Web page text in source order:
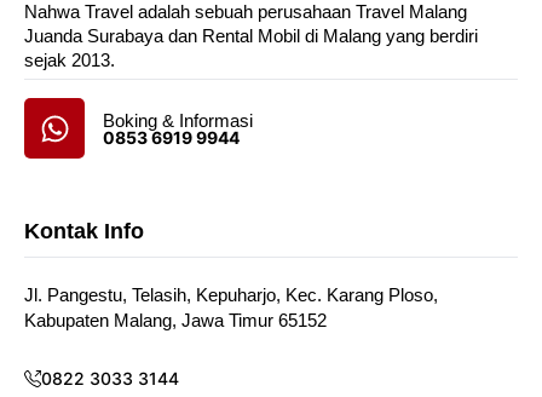
Nahwa Travel adalah sebuah perusahaan Travel Malang
Juanda Surabaya dan Rental Mobil di Malang yang berdiri
sejak 2013.
Boking & Informasi
0853 6919 9944
Kontak Info
Jl. Pangestu, Telasih, Kepuharjo, Kec. Karang Ploso,
Kabupaten Malang, Jawa Timur 65152
0822 3033 3144